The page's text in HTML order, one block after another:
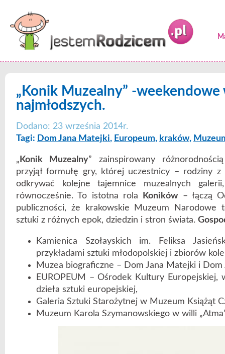
„Konik Muzealny” -weekendowe
najmłodszych.
Dodano: 23 września 2014r.
Tagi: Dom Jana Matejki, Europeum, kraków,
„ Konik Muzealny” zainspirowany
przyjął formułę gry, której uczestnicy – rodziny
odkrywać kolejne tajemnice muzealnych
równocześnie. To istotna rola
Koników – łączą
publiczności, że krakowskie Muzeum Narodowe
sztuki z różnych epok, dziedzin i stron świata.
Kamienica Szołayskich im. Feliksa
przykładami sztuki młodopolskiej i zbiorów
Muzea biograficzne – Dom Jana Matejki i
EUROPEUM – Ośrodek Kultury Europejskiej,
dzieła sztuki europejskiej,
Galeria Sztuki Starożytnej w Muzeum Książąt
Muzeum Karola Szymanowskiego w willi